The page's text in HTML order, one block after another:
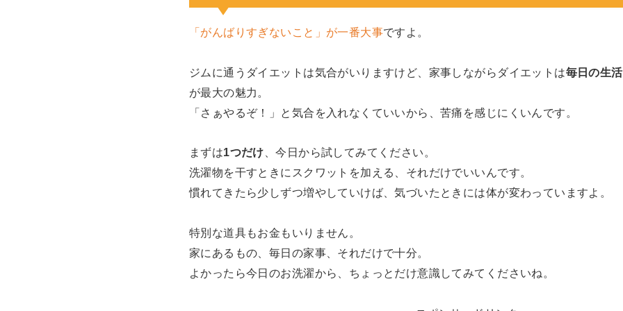
「がんばりすぎないこと」が一番大事ですよ。
ジムに通うダイエットは気合がいりますけど、家事しながらダイエットは毎日の生
が最大の魅力。
「さぁやるぞ！」と気合を入れなくていいから、苦痛を感じにくいんです。
まずは1つだけ 、今日から試してみてください。
洗濯物を干すときにスクワットを加える、それだけでいいんです。
慣れてきたら少しずつ増やしていけば、気づいたときには体が変わっていますよ。
特別な道具もお金もいりません。
家にあるもの、毎日の家事、それだけで十分。
よかったら今日のお洗濯から、ちょっとだけ意識してみてくださいね。